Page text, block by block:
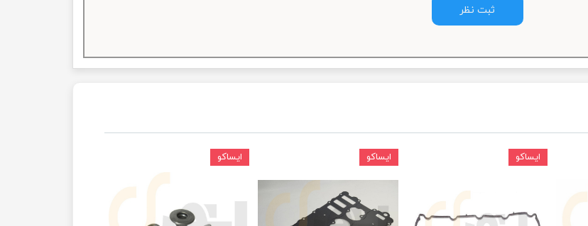
ثبت نظر
ایساکو ایساکو ایساکو